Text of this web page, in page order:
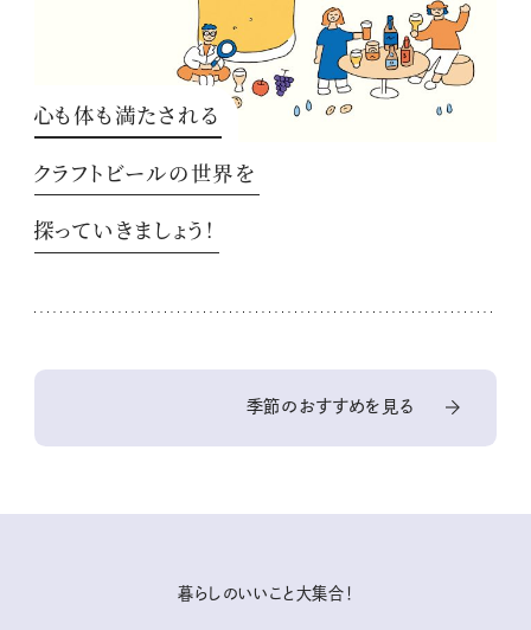
心も体も満たされる
クラフトビールの世界を
探っていきましょう！
季節のおすすめを見る
暮らしのいいこと大集合！